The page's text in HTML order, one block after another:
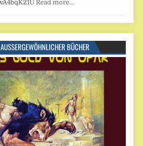
Read more…
BÜCHER